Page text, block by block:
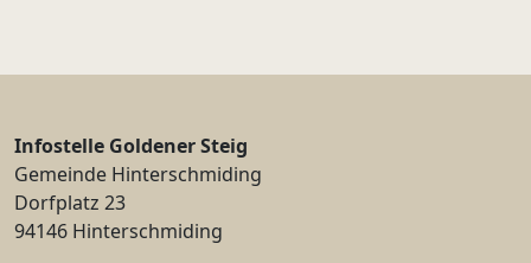
Infostelle Goldener Steig
Gemeinde Hinterschmiding
Dorfplatz 23
94146 Hinterschmiding